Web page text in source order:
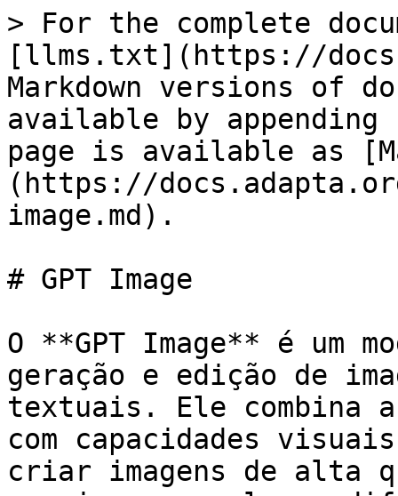
> For the complete
[llms.txt](https://
Markdown versions of
available by
page is available as
(https://
image.md).
# GPT Image
O **GPT Image** é um
geração e edição de
textuais. Ele combina
com capacidades
criar imagens de alta